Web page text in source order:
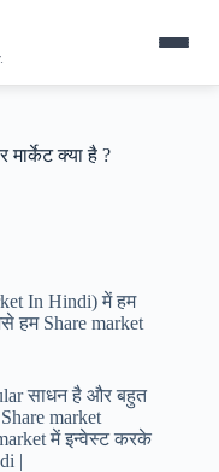
क्या है ?
In Hindi) में हम
हम Share market
साधन है और बहुत
market
में इन्वेस्ट करके
|